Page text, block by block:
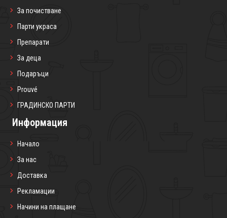
За почистване
Парти украса
Препарати
За деца
Подаръци
Prouvé
ГРАДИНСКО ПАРТИ
Информация
Начало
За нас
Доставка
Рекламации
Начини на плащане